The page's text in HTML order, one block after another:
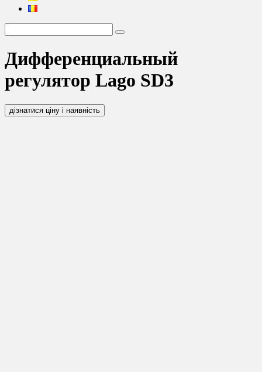
Дифференциальный
регулятор Lago SD3
дізнатися ціну і наявність